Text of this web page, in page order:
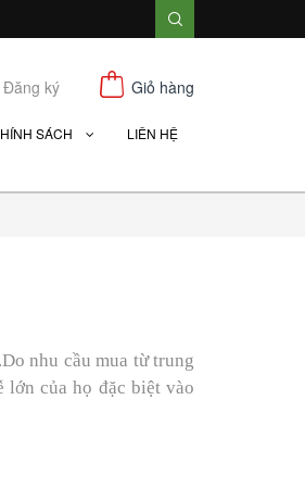
Đăng ký Giỏ hàng
SÁCH LIÊN HỆ
nhu cầu mua từ trung
lớn của họ đặc biệt vào